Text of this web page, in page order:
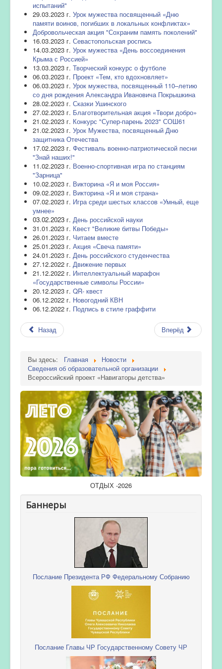
испытаний"
29.03.2023 г. Урок мужества посвященный «Дню
памяти воинов, погибших в локальных конфликтах»
Добровольческая акция "Сохраним память поколений"
16.03.2023 г. Севастопольская роспись
14.03.2023 г. Урок мужества «День воссоединения
Крыма с Россией»
13.03.2023 г. Творческий конкурс о футболе
06.03.2023 г. Проект «Тем, кто вдохновляет»
06.03.2023 г. Урок мужества, посвященный 110–летию
со дня рождения Александра Ивановича Покрышкина
28.02.2023 г. Сказки Ушинского
27.02.2023 г. Благотворительная акция «Твори добро»
21.02.2023 г. Конкурс "Супер-парень 2023" СОШ61
21.02.2023 г. Урок Мужества, посвященный Дню
защитника Отечества
17.02.2023 г. Фестиваль военно-патриотической песни
"Знай наших!"
11.02.2023 г. Военно-спортивная игра по станциям
"Зарница"
10.02.2023 г. Викторина «Я и моя Россия»
09.02.2023 г. Викторина «Я и моя страна»
07.02.2023 г. Игра среди шестых классов «Умный, еще
умнее»
03.02.2023 г. День российской науки
31.01.2023 г. Квест "Великие битвы Победы»
26.01.2023 г. Читаем вместе
25.01.2023 г. Акция «Свеча памяти»
24.01.2023 г. День российского студенчества
27.12.2022 г. Движение первых
21.12.2022 г. Интеллектуальный марафон
«Государственные символы России»
20.12.2023 г. QR- квест
06.12.2022 г. Новогодний КВН
06.12.2022 г. Подпись в стиле граффити
Назад Вперёд
Вы здесь: Главная
Новости
Сведения об образовательной организации
Всероссийский проект «Навигаторы детства»
ОТДЫХ -2026
Баннеры
Послание Президента РФ Федеральному Собранию
Послание Главы ЧР Государственному Совету ЧР